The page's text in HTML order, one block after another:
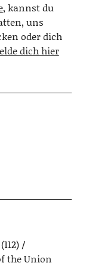
, kannst du
uns
oder dich
dich hier
(112)
the Union